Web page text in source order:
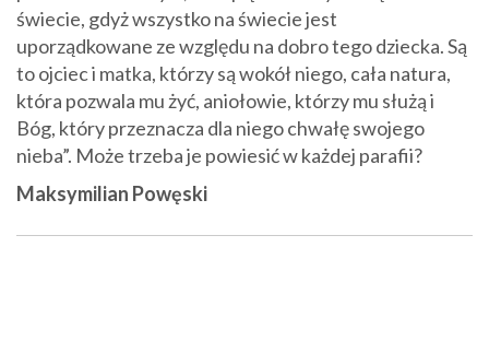
świecie, gdyż wszystko na świecie jest
uporządkowane ze względu na dobro tego dziecka. Są
to ojciec i matka, którzy są wokół niego, cała natura,
która pozwala mu żyć, aniołowie, którzy mu służą i
Bóg, który przeznacza dla niego chwałę swojego
nieba”. Może trzeba je powiesić w każdej parafii?
Maksymilian Powęski